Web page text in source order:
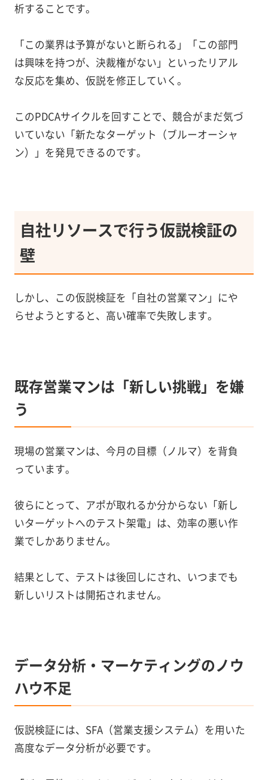
析することです。
「この業界は予算がないと断られる」「この部門
は興味を持つが、決裁権がない」といったリアル
な反応を集め、仮説を修正していく。
このPDCAサイクルを回すことで、競合がまだ気づ
いていない「新たなターゲット（ブルーオーシャ
ン）」を発見できるのです。
自社リソースで行う仮説検証の
壁
しかし、この仮説検証を「自社の営業マン」にや
らせようとすると、高い確率で失敗します。
既存営業マンは「新しい挑戦」を嫌
う
現場の営業マンは、今月の目標（ノルマ）を背負
っています。
彼らにとって、アポが取れるか分からない「新し
いターゲットへのテスト架電」は、効率の悪い作
業でしかありません。
結果として、テストは後回しにされ、いつまでも
新しいリストは開拓されません。
データ分析・マーケティングのノウ
ハウ不足
仮説検証には、SFA（営業支援システム）を用いた
高度なデータ分析が必要です。